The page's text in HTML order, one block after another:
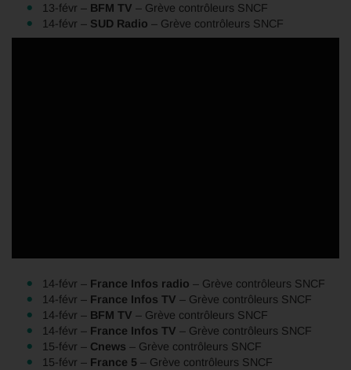
13-févr – BFM TV – Grève contrôleurs SNCF
14-févr – SUD Radio – Grève contrôleurs SNCF
14-févr – France Infos radio – Grève contrôleurs SNCF
14-févr – France Infos TV – Grève contrôleurs SNCF
14-févr – BFM TV – Grève contrôleurs SNCF
14-févr – France Infos TV – Grève contrôleurs SNCF
15-févr – Cnews – Grève contrôleurs SNCF
15-févr – France 5 – Grève contrôleurs SNCF